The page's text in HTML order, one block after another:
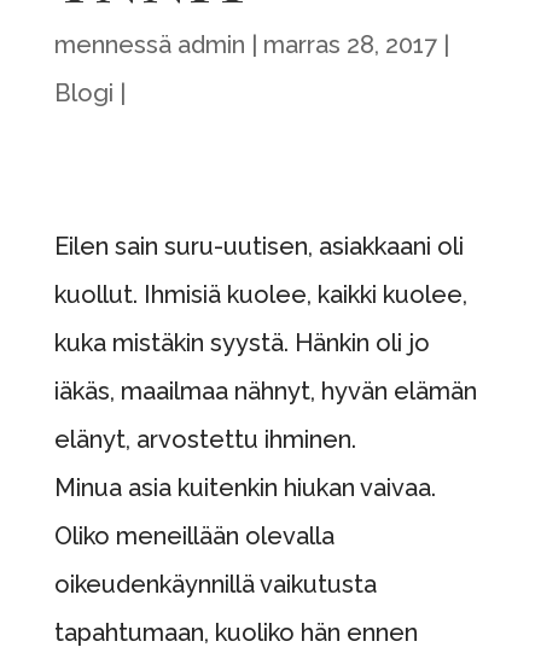
mennessä admin
marras 28, 2017
Blogi
Eilen sain suru-uutisen, asiakkaani oli
kuollut. Ihmisiä kuolee, kaikki kuolee,
kuka mistäkin syystä. Hänkin oli jo
iäkäs, maailmaa nähnyt, hyvän elämän
elänyt, arvostettu ihminen.
Minua asia kuitenkin hiukan vaivaa.
Oliko meneillään olevalla
oikeudenkäynnillä vaikutusta
tapahtumaan, kuoliko hän ennen